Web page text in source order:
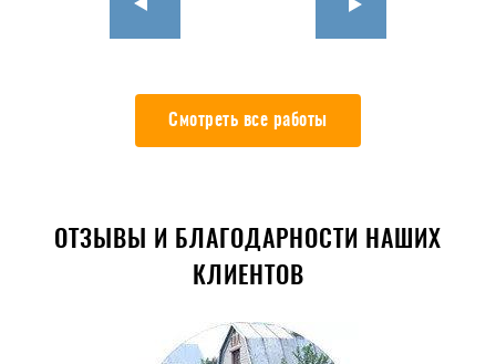
Смотреть все работы
ОТЗЫВЫ И БЛАГОДАРНОСТИ НАШИХ
КЛИЕНТОВ